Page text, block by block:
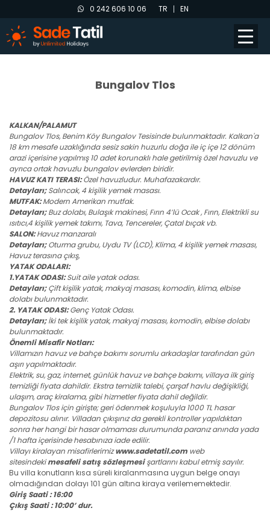
0 242 606 10 06 TR EN
Bungalov Tlos
KALKAN/PALAMUT
Bungalov Tlos, Benim Köy Bungalov Tesisinde bulunmaktadır. Kalkan'a
18 km mesafe uzaklığında sesiz sakin huzurlu doğa ile iç içe 12 dönüm
arazi içerisine yapılmış 10 adet korunaklı hale getirilmiş özel havuzlu ve
ayrıca ortak havuzlu bungalov evlerden biridir.
HAVUZ KATI TERASI:Özel havuzludur. Muhafazakardır.
Detayları;Salıncak, 4 kişilik yemek masası.
MUTFAK:Modern Amerikan mutfak.
Detayları;Buz dolabı, Bulaşık makinesi, Fırın 4’lü Ocak , Fırın, Elektrikli su
ısıtıcı,4 kişilik yemek takımı, Tava, Tencereler, Çatal bıçak vb.
SALON:Havuz manzaralı
Detayları;Oturma grubu, Uydu TV (LCD), Klima, 4 kişilik yemek masası,
Havuz terasına çıkış,
YATAK ODALARI:
1.YATAK ODASI:Suit aile yatak odası.
Detayları;Çift kişilik yatak, makyaj masası, komodin, klima, elbise
dolabı bulunmaktadır.
2. YATAK ODASI:Genç Yatak Odası.
Detayları;İki tek kişilik yatak, makyaj masası, komodin, elbise dolabı
bulunmaktadır.
Önemli Misafir Notları:
Villamızın havuz ve bahçe bakımı sorumlu arkadaşlar tarafından gün
aşırı yapılmaktadır.
Elektrik, su, gaz, internet, günlük havuz ve bahçe bakımı, villaya ilk giriş
temizliği fiyata dahildir. Ekstra temizlik talebi, çarşaf havlu değişikliği,
ulaşım, araç kiralama, gibi hizmetler fiyata dahil değildir.
Bungalov Tlos için girişte; geri ödenmek koşuluyla 1000 TL hasar
depozitosu alınır. Villadan çıkışınız da gerekli kontroller yapıldıktan
sonra her hangi bir hasar olmaması durumunda paranız anında yada
/1 hafta içerisinde hesabınıza iade edilir.
Villayı kiralayan misafirlerimizwww.sadetatil.com web
sitesindekimesafeli satış sözleşmesişartlarını kabul etmiş sayılır.
Bu villa konutların kısa süreli kiralanmasına uygun belge onayı
olmadığından dolayı 101 gün altına kiraya verilememektedir.
Giriş Saati : 16:00
Çıkış Saati : 10:00’ dur.